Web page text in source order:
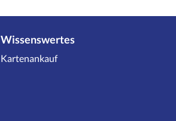
Wissenswertes
Kartenankauf